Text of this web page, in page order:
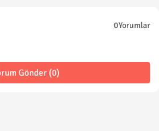
0Yorumlar
Gönder (0)